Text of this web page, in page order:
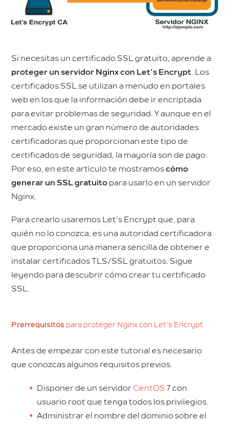
Si necesitas un certificado SSL gratuito, aprende a
proteger un servidor Nginx con Let’s Encrypt . Los
certificados SSL se utilizan a menudo en portales
web en los que la información debe ir encriptada
para evitar problemas de seguridad. Y aunque en el
mercado existe un gran número de autoridades
certificadoras que proporcionan este tipo de
certificados de seguridad, la mayoría son de pago.
Por eso, en este artículo te mostramoscómo
generar un SSL gratuito para usarlo en un servidor
Nginx.
Para crearlo usaremos Let’s Encrypt que, para
quién no lo conozca, es una autoridad certificadora
que proporciona una manera sencilla de obtener e
instalar certificados TLS/SSL gratuitos. Sigue
leyendo para descubrir cómo crear tu certificado
SSL.
Prerrequisitos para proteger Nginx con Let’s Encrypt
Antes de empezar con este tutorial es necesario
que conozcas algunos requisitos previos.
Disponer de un servidor CentOS 7 con
usuario root que tenga todos los privilegios.
Administrar el nombre del dominio sobre el